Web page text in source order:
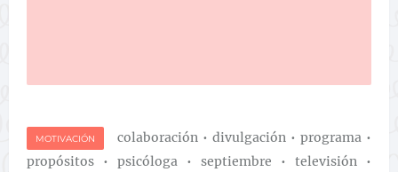
MOTIVACIÓN colaboración • divulgación • programa •
propósitos • psicóloga • septiembre • televisión •